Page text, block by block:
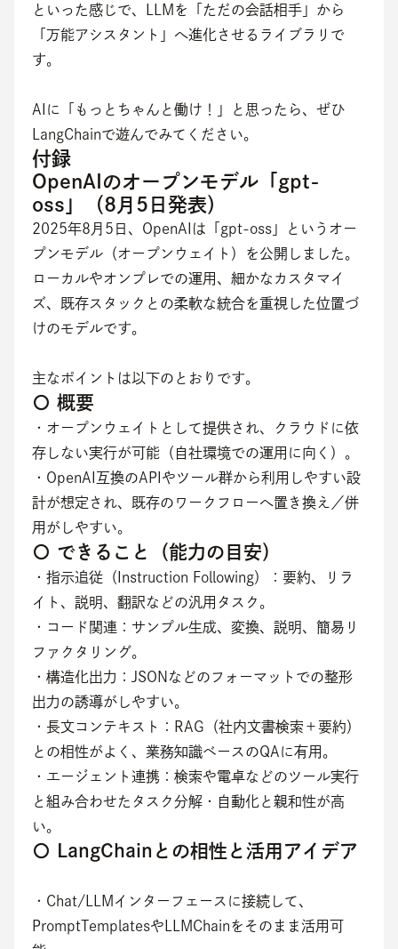
といった感じで、LLMを「ただの会話相手」から
「万能アシスタント」へ進化させるライブラリで
す。
AIに「もっとちゃんと働け！」と思ったら、ぜひ
LangChainで遊んでみてください。
付録
OpenAIのオープンモデル「gpt-
oss」（8月5日発表）
2025年8月5日、OpenAIは「gpt-oss」というオー
プンモデル（オープンウェイト）を公開しました。
ローカルやオンプレでの運用、細かなカスタマイ
ズ、既存スタックとの柔軟な統合を重視した位置づ
けのモデルです。
主なポイントは以下のとおりです。
〇 概要
・オープンウェイトとして提供され、クラウドに依
存しない実行が可能（自社環境での運用に向く）。
・OpenAI互換のAPIやツール群から利用しやすい設
計が想定され、既存のワークフローへ置き換え／併
用がしやすい。
〇 できること（能力の目安）
・指示追従（Instruction Following）：要約、リラ
イト、説明、翻訳などの汎用タスク。
・コード関連：サンプル生成、変換、説明、簡易リ
ファクタリング。
・構造化出力：JSONなどのフォーマットでの整形
出力の誘導がしやすい。
・長文コンテキスト：RAG（社内文書検索＋要約）
との相性がよく、業務知識ベースのQAに有用。
・エージェント連携：検索や電卓などのツール実行
と組み合わせたタスク分解・自動化と親和性が高
い。
〇 LangChainとの相性と活用アイデア
・Chat/LLMインターフェースに接続して、
PromptTemplatesやLLMChainをそのまま活用可